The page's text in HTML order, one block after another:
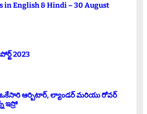
in English & Hindi – 30 August
2023
ఆర్బిటార్, ల్యాండర్ మరియు రోవర్
ఇస్రో